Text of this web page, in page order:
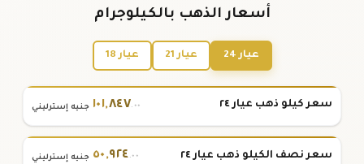
أسعار الذهب بالكيلوجرام
عيار 24 عيار 21 عيار 18
سعر كيلو ذهب عيار ٢٤ ١٠١,٨٤٧.٠٠ جنيه إسترليني
سعر نصف الكيلو ذهب عيار ٢٤ ٥٠,٩٢٤.٠٠ جنيه إسترليني